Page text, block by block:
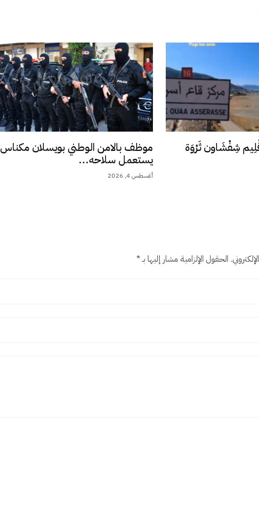
شِفْشَاون ثَرْوَة موظف بالامن الوطني بويسلان مكناس
يستعمل سلاحه...
أغسطس 4, 2026
الحقول الإلزامية مشار إليها بـ*